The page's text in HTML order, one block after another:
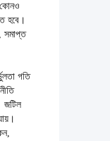
কোনও
হবে।
সমাপ্ত
গতি
জটিল